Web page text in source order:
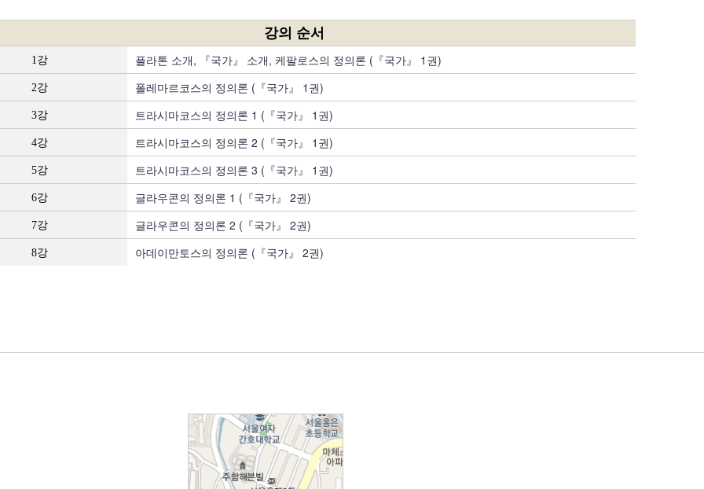
강의 순서
1강 플라톤 소개, 『국가』 소개, 케팔로스의 정의론 (『국가』 1권)
2강 폴레마르코스의 정의론 (『국가』 1권)
3강 트라시마코스의 정의론 1 (『국가』 1권)
4강 트라시마코스의 정의론 2 (『국가』 1권)
5강 트라시마코스의 정의론 3 (『국가』 1권)
6강 글라우콘의 정의론 1 (『국가』 2권)
7강 글라우콘의 정의론 2 (『국가』 2권)
8강 아데이만토스의 정의론 (『국가』 2권)